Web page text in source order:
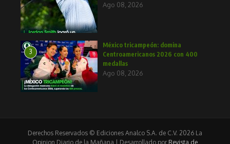
Ago 08, 2026
3
México tricampeón: domina
Centroamericanos 2026 con 400
medallas
Ago 08, 2026
Derechos Reservados © Ediciones Analco S.A. de C.V. 2026 La
Opinion Diario de la Mañana | Desarrollado por Revista de